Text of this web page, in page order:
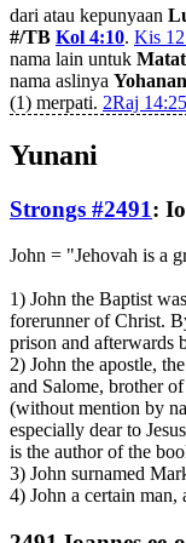
dari atau kepunyaan
#/TB Kol 4:10. Kis
nama lain untuk
nama aslinya Yohanan
(1) merpati. 2Raj 14:25
Yunani
Strongs #2491:
John = "Jehovah is a
1) John the Baptist
forerunner of Christ.
prison and afterwards
2) John the apostle,
and Salome, brother
(without mention by
especially dear to
is the author of the
3) John surnamed
4) John a certain man,